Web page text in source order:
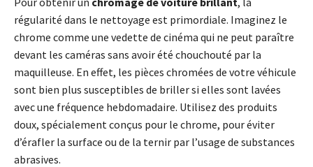
régularité dans le nettoyage est primordiale. Imaginez le
chrome comme une vedette de cinéma qui ne peut paraître
devant les caméras sans avoir été chouchouté par la
maquilleuse. En effet, les pièces chromées de votre véhicule
sont bien plus susceptibles de briller si elles sont lavées
avec une fréquence hebdomadaire. Utilisez des produits
doux, spécialement conçus pour le chrome, pour éviter
d’érafler la surface ou de la ternir par l’usage de substances
abrasives.